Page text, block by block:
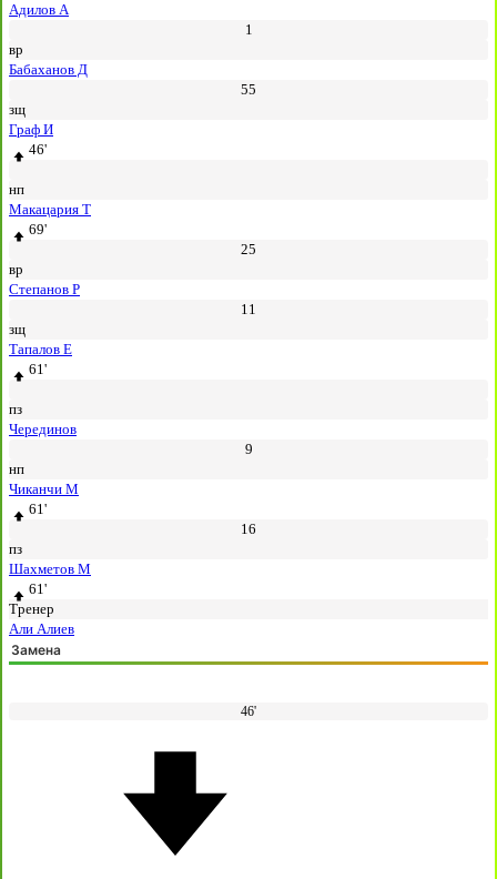
Адилов А
1
вр
Бабаханов Д
55
зщ
Граф И
46'
нп
Макацария Т
69'
25
вр
Степанов Р
11
зщ
Тапалов Е
61'
пз
Черединов
9
нп
Чиканчи М
61'
16
пз
Шахметов М
61'
Тренер
Али Алиев
Замена
46'